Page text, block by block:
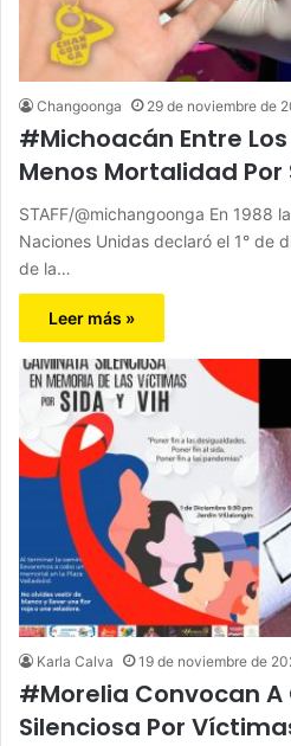
Changoonga 29 de noviembre de
#Michoacán Entre
Menos Mortalidad Por
STAFF/@michangoonga En 1988
Naciones Unidas declaró el 1° de
de la…
Leer más »
Karla Calva 19 de noviembre de
#Morelia Convocan
Silenciosa Por